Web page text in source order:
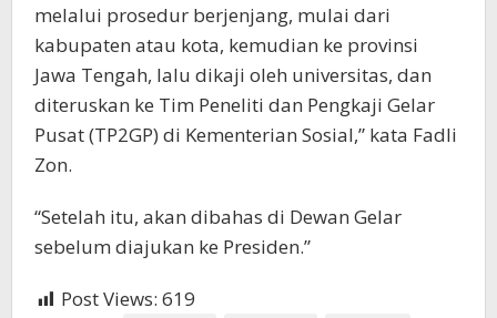
melalui prosedur berjenjang, mulai dari
kabupaten atau kota, kemudian ke provinsi
Jawa Tengah, lalu dikaji oleh universitas, dan
diteruskan ke Tim Peneliti dan Pengkaji Gelar
Pusat (TP2GP) di Kementerian Sosial,” kata Fadli
Zon.
“Setelah itu, akan dibahas di Dewan Gelar
sebelum diajukan ke Presiden.”
Post Views: 619